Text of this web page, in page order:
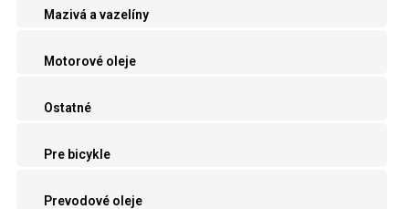
Mazivá a vazelíny
Motorové oleje
Ostatné
Pre bicykle
Prevodové oleje